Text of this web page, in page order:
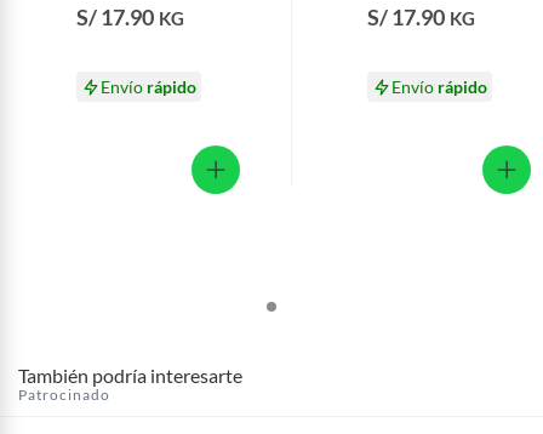
S/ 17.90 KG
Envío rápido
Vive Bien
S/ 17.90 KG
Envío rápido
También podría interesarte
Patrocinado